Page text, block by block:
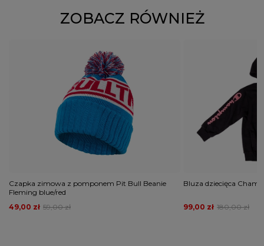
ZOBACZ RÓWNIEŻ
Czapka zimowa z pomponem Pit Bull Beanie
Fleming blue/red
59,00 zł
49,00 zł
Bluza dziecięca
180,00 zł
99,00 zł